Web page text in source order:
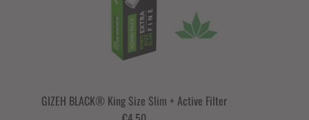
GIZEH BLACK® King Size Slim + Active Filter